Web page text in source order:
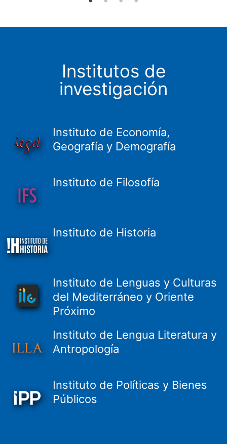
Institutos de
investigación
Instituto de Economía,
Geografía y Demografía
Instituto de Filosofía
Instituto de Historia
Instituto de Lenguas y Culturas
del Mediterráneo y Oriente
Próximo
Instituto de Lengua Literatura y
Antropología
Instituto de Políticas y Bienes
Públicos